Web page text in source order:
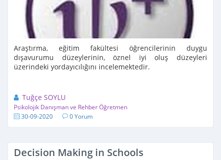
Araştırma, eğitim fakültesi öğrencilerinin duygu
dışavurumu düzeylerinin, öznel iyi oluş düzeyleri
üzerindeki yordayıcılığını incelemektedir.
Tuğçe SOYLU
Psikolojik Danışman ve Rehber Öğretmen
30-09-2020 0 Yorum
Decision Making in Schools